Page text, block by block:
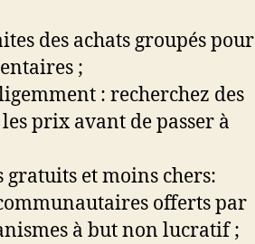
des achats groupés pour
;
: recherchez des
prix avant de passer à
gratuits et moins chers:
offerts par
à but non lucratif ;